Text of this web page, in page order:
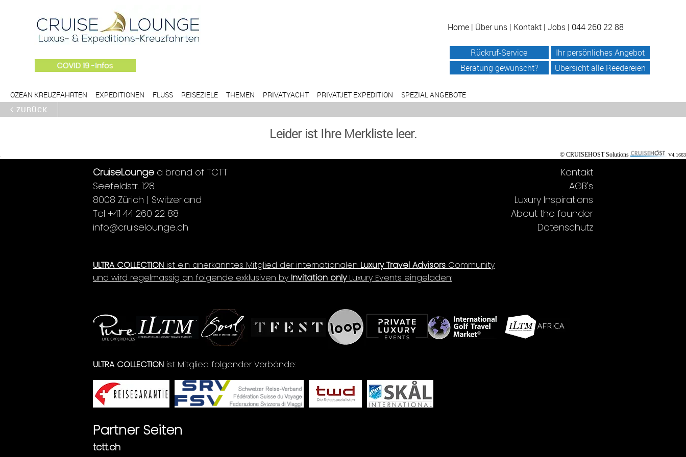
OZEAN KREUZFAHRTEN EXPEDITIONEN FLUSS REISEZIELE THEMEN PRIVATYACHT PRIVATJET EXPEDITION SPEZIAL ANGEBOTE
Home| Über uns| Kontakt| Jobs| 044 260 22 88
Rückruf-Service
Ihr persönliches Angebot
Beratung gewünscht?
Übersicht alle Reedereien
ZURÜCK
Leider ist Ihre Merkliste leer.
© CRUISEHOST Solutions V4.1663
CruiseLounge a brand of TCTT
Seefeldstr. 128
8008 Zürich | Switzerland
Tel +41 44 260 22 88
info@cruiselounge.ch
Kontakt
AGB's
Luxury Inspirations
About the founder
Datenschutz
ULTRA COLLECTION ist ein anerkanntes Mitglied der internationalen Luxury Travel Advisors Community
und wird regelmässig an folgende exklusiven by Invitation onlyLuxury Events eingeladen:
ULTRA COLLECTION ist Mitglied folgender Verbände:
Partner Seiten
tctt.ch